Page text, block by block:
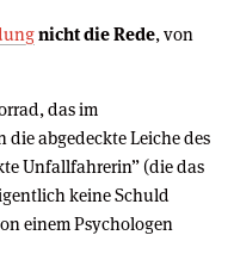
nicht die Rede, von
das im
abgedeckte Leiche des
Unfallfahrerin” (die das
keine Schuld
einem Psychologen